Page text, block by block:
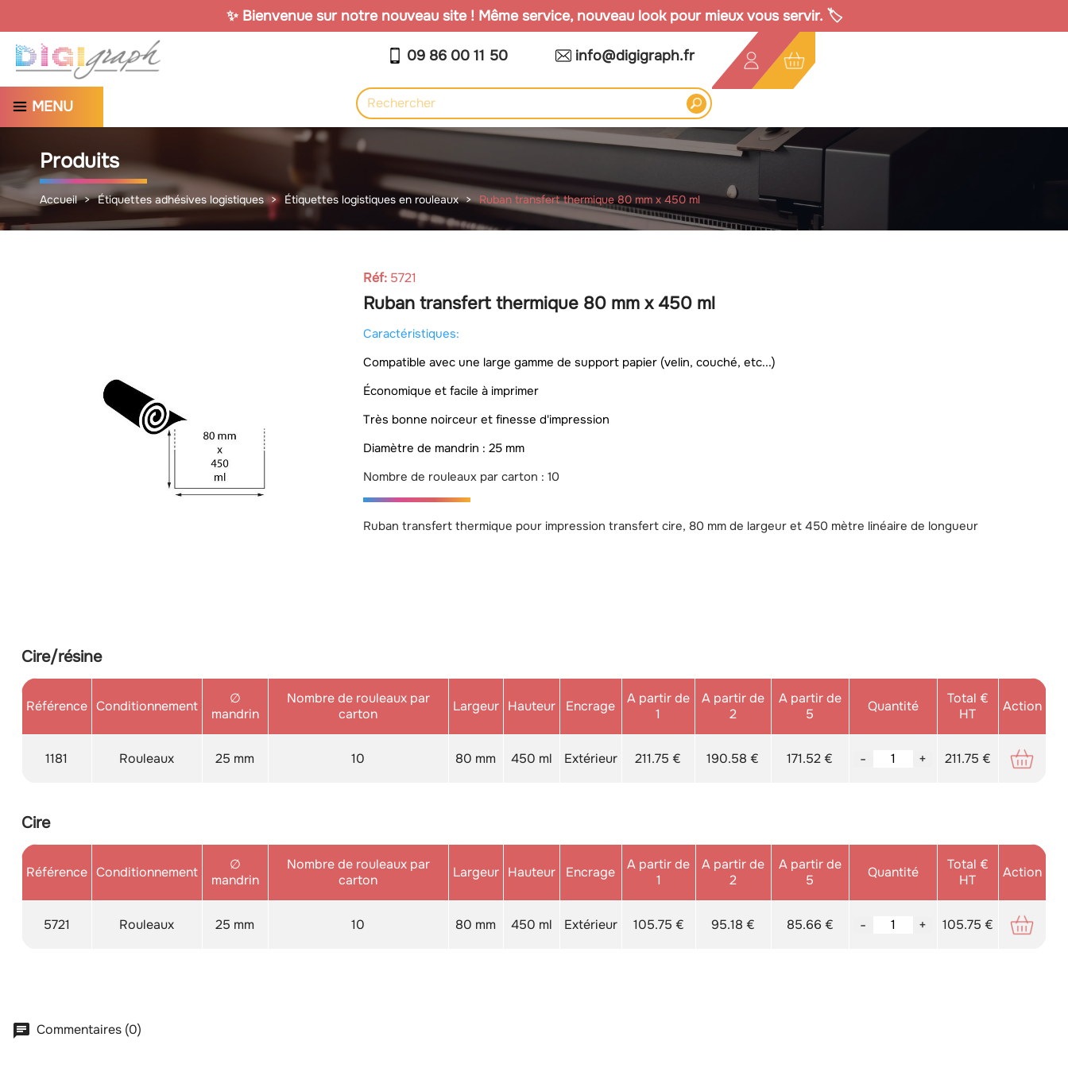
✨ Bienvenue sur notre nouveau site ! Même service, nouveau look pour mieux vous servir. 🏷️
MENU
09 86 00 11 50 info@digigraph.fr
Produits
Accueil Étiquettes adhésives logistiques Étiquettes logistiques en rouleaux Ruban transfert thermique 80 mm x 450 ml
Réf: 5721
Ruban transfert thermique 80 mm x 450 ml
Caractéristiques:
Compatible avec une large gamme de support papier (velin, couché, etc...)
Économique et facile à imprimer
Très bonne noirceur et finesse d'impression
Diamètre de mandrin : 25 mm
Nombre de rouleaux par carton : 10
Ruban transfert thermique pour impression transfert cire, 80 mm de largeur et 450 mètre linéaire de longueur
Cire/résine
Référence Conditionnement
∅
mandrin
Nombre de rouleaux par
carton
Largeur Hauteur Encrage
A partir de
1
A partir de
2
A partir de
5
Quantité
Total €
HT
Action
1181 Rouleaux 25 mm 10 80 mm 450 ml Extérieur 211.75 € 190.58 € 171.52 € - + 211.75 €
Cire
Référence Conditionnement
∅
mandrin
Nombre de rouleaux par
carton
Largeur Hauteur Encrage
A partir de
1
A partir de
2
A partir de
5
Quantité
Total €
HT
Action
5721 Rouleaux 25 mm 10 80 mm 450 ml Extérieur 105.75 € 95.18 € 85.66 € - + 105.75 €
Commentaires (0)